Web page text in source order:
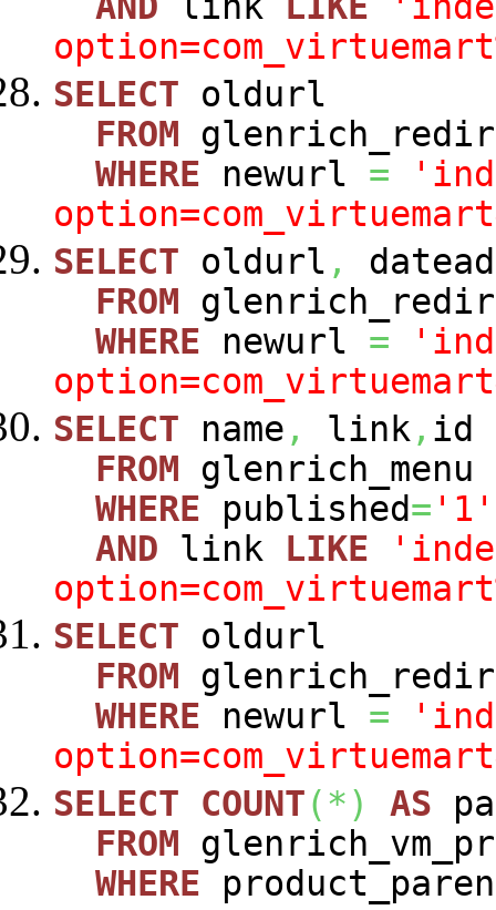
SELECT oldurl
FROM
WHERE newurl =
SELECT oldurl ,
FROM
WHERE newurl =
SELECT name , link, id
FROM glenrich_menu
WHERE published= '1'
AND link LIKE
SELECT oldurl
FROM
WHERE newurl =
SELECT
COUNT(*) AS
FROM
WHERE